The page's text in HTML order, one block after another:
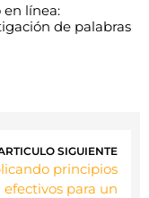
en línea:
de palabras
SIGUIENTE
principios
efectivos para un